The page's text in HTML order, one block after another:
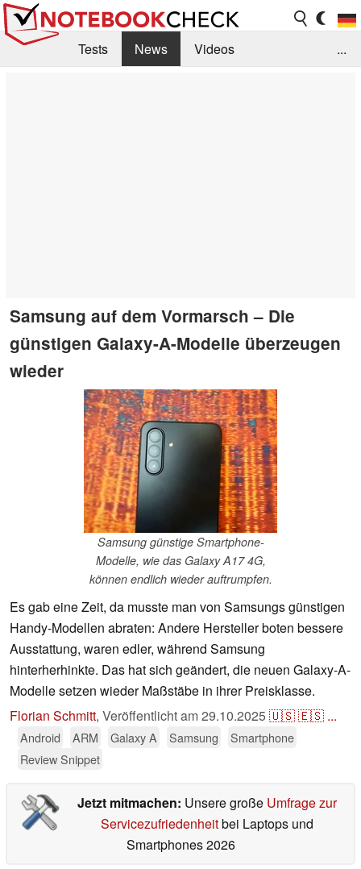
Tests News
Videos
...
Samsung auf dem Vormarsch – Die
günstigen Galaxy-A-Modelle überzeugen
wieder
Samsung günstige Smartphone-
Modelle, wie das Galaxy A17 4G,
können endlich wieder auftrumpfen.
Es gab eine Zeit, da musste man von Samsungs günstigen
Handy-Modellen abraten: Andere Hersteller boten bessere
Ausstattung, waren edler, während Samsung
hinterherhinkte. Das hat sich geändert, die neuen Galaxy-A-
Modelle setzen wieder Maßstäbe in ihrer Preisklasse.
Florian Schmitt, Veröffentlicht am29.10.2025🇺🇸🇪🇸 ...
Android ARM Galaxy A Samsung
Smartphone
Review Snippet
Jetzt mitmachen: Unsere große Umfrage zur
Servicezufriedenheitbei Laptops und
Smartphones 2026